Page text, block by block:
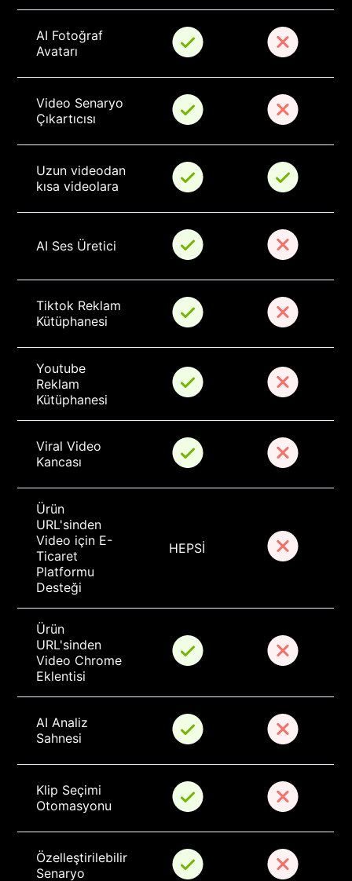
AI Fotoğraf
Avatarı
Video Senaryo
Çıkartıcısı
Uzun videodan
kısa videolara
AI Ses Üretici
Tiktok Reklam
Kütüphanesi
Youtube
Reklam
Kütüphanesi
Viral Video
Kancası
Ürün
URL'sinden
Video için E-
Ticaret
Platformu
Desteği
HEPSİ
Ürün
URL'sinden
Video Chrome
Eklentisi
AI Analiz
Sahnesi
Klip Seçimi
Otomasyonu
Özelleştirilebilir
Senaryo